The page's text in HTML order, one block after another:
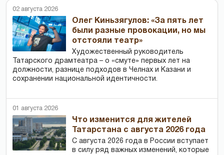
02 августа 2026
Олег Киньзягулов: «За пять лет
были разные провокации, но мы
отстояли театр»
Художественный руководитель
Татарского драмтеатра – о «смуте» первых лет на
должности, разнице подходов в Челнах и Казани и
сохранении национальной идентичности.
01 августа 2026
Что изменится для жителей
Татарстана с августа 2026 года
С августа 2026 года в России вступает
в силу ряд важных изменений, которые